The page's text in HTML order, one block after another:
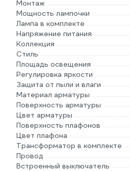
Монтаж
Мощность лампочки
Лампа в комплекте
Напряжение питания
Коллекция
Стиль
Площадь освещения
Регулировка яркости
Защита от пыли и влаги
Материал арматуры
Поверхность арматуры
Цвет арматуры
Поверхность плафонов
Цвет плафона
Трансформатор в комплекте
Провод
Встроенный выключатель